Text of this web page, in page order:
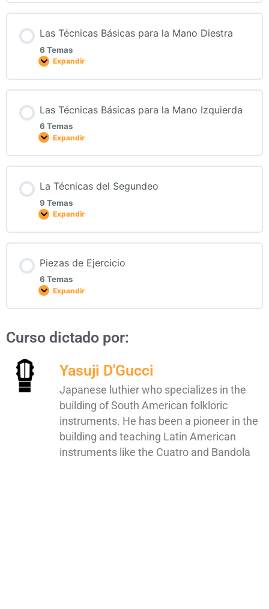
Las Técnicas Básicas para la Mano Diestra
6 Temas
Expandir
Las Técnicas Básicas para la Mano Izquierda
6 Temas
Expandir
La Técnicas del Segundeo
9 Temas
Expandir
Piezas de Ejercicio
6 Temas
Expandir
Curso dictado por:
Yasuji D'Gucci
Japanese luthier who specializes in the
building of South American folkloric
instruments. He has been a pioneer in the
building and teaching Latin American
instruments like the Cuatro and Bandola